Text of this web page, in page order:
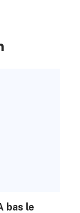
bas le